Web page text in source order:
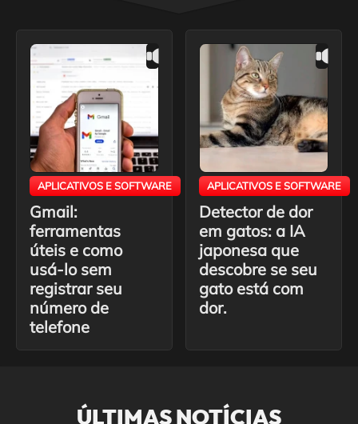
APLICATIVOS E SOFTWARE
Gmail:
ferramentas
úteis e como
usá-lo sem
registrar seu
número de
telefone
APLICATIVOS E SOFTWARE
Detector de dor
em gatos: a IA
japonesa que
descobre se seu
gato está com
dor.
ÚLTIMAS NOTÍCIAS